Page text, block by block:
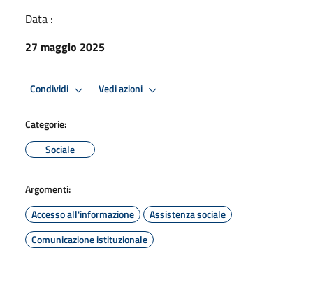
Data :
27 maggio 2025
Condividi Vedi azioni
Categorie:
Sociale
Argomenti:
Accesso all'informazione
Assistenza sociale
Comunicazione istituzionale